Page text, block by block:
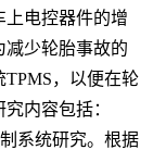
上电控器件的增
减少轮胎事故的
，以便在轮
内容包括：
系统研究。根据